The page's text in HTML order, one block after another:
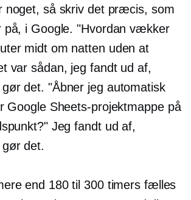
noget, så skriv det præcis, som
på, i Google. "Hvordan vækker
midt om natten uden at
var sådan, jeg fandt ud af,
det. "Åbner jeg automatisk
Google Sheets-projektmappe på
Jeg fandt ud af,
det.
end 180 til 300 timers fælles